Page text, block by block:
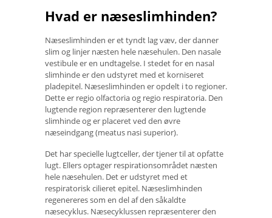
Hvad er næseslimhinden?
Næseslimhinden er et tyndt lag væv, der danner
slim og linjer næsten hele næsehulen. Den nasale
vestibule er en undtagelse. I stedet for en nasal
slimhinde er den udstyret med et korniseret
pladepitel. Næseslimhinden er opdelt i to regioner.
Dette er regio olfactoria og regio respiratoria. Den
lugtende region repræsenterer den lugtende
slimhinde og er placeret ved den øvre
næseindgang (meatus nasi superior).
Det har specielle lugtceller, der tjener til at opfatte
lugt. Ellers optager respirationsområdet næsten
hele næsehulen. Det er udstyret med et
respiratorisk cilieret epitel. Næseslimhinden
regenereres som en del af den såkaldte
næsecyklus. Næsecyklussen repræsenterer den